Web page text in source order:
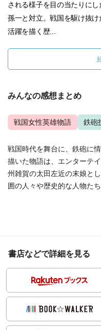
される様子を目の当たりに
孫一と対立。戦国を駆け抜
活躍を描く歴...
みんなの感想まとめ
戦国女性英雄物語 鉄砲
戦国時代を舞台に、鉄砲に
描いた物語は、エンターテ
州雑賀の太田左近の末娘と
囲の人々や歴史的な人物たち
書店などで詳細を見る